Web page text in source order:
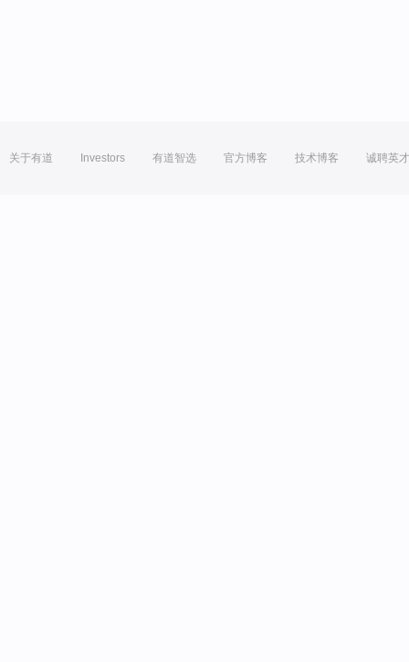
关于有道 Investors 有道智选 官方博客 技术博客 诚聘英才